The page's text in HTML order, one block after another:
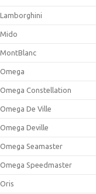
Lamborghini
Mido
MontBlanc
Omega
Omega Constellation
Omega De Ville
Omega Deville
Omega Seamaster
Omega Speedmaster
Oris